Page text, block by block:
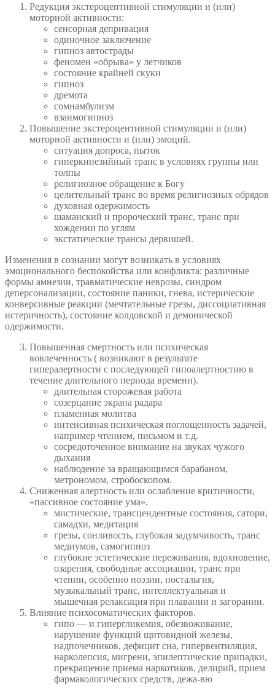
Редукция экстероцептивной стимуляции и (или)
моторной активности:
сенсорная депривация
одиночное заключение
гипноз автострады
феномен «обрыва» у летчиков
состояние крайней скуки
гипноз
дремота
сомнамбулизм
взаимогипноз
Повышение экстероцентивной стимуляции и (или)
моторной активности и (или) эмоций.
ситуация допроса, пыток
гиперкинезийный транс в условиях группы или
толпы
религиозное обращение к Богу
целительный транс во время религиозных обрядов
духовная одержимость
шаманский и пророческий транс, транс при
хождении по углям
экстатические трансы дервишей.
Изменения в сознании могут возникать в условиях
эмоционального беспокойства или конфликта: различные
формы амнезии, травматические неврозы, синдром
деперсонализации, состояние паники, гнева, истерические
конверсивные реакции (мечтательные грезы, диссоциативная
истеричность), состояние колдовской и демонической
одержимости.
Повышенная смертность или психическая
вовлеченность ( возникают в результате
гипералертности с последующей гипоалертностию в
течение длительного периода времени).
длительная сторожевая работа
созерцание экрана радара
пламенная молитва
интенсивная психическая поглощенность задачей,
например чтением, письмом и т.д.
сосредоточенное внимание на звуках чужого
дыхания
наблюдение за вращающимся барабаном,
метрономом, стробоскопом.
Сниженная алертность или ослабление критичности,
«пассивное состояние ума».
мистические, трансцендентные состояния, сатори,
самадхи, медитация
грезы, сонливость, глубокая задумчивость, транс
медиумов, самогипноз
глубокие эстетические переживания, вдохновение,
озарения, свободные ассоциации, транс при
чтении, особенно поэзии, ностальгия,
музыкальный транс, интеллектуальная и
мышечная релаксация при плавании и загорании.
Влияние психосоматических факторов.
гипо — и гипергликемия, обезвоживание,
нарушение функций щитовидной железы,
надпочечников, дефицит сна, гипервентиляция,
нарколепсия, мигрени, эпилептические припадки,
прекращение приема наркотиков, делирий, прием
фармакологических средств, дежа-вю